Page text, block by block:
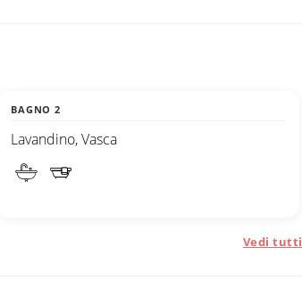
BAGNO 2
Lavandino, Vasca
Vedi tutti